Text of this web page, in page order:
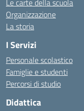
Le carte della scuola
Organizzazione
La storia
I Servizi
Personale scolastico
Famiglie e studenti
Percorsi di studio
Didattica